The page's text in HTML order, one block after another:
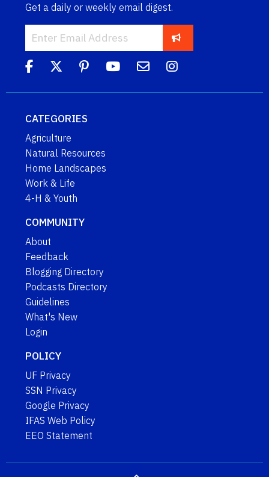
Get a daily or weekly email digest.
CATEGORIES
Agriculture
Natural Resources
Home Landscapes
Work & Life
4-H & Youth
COMMUNITY
About
Feedback
Blogging Directory
Podcasts Directory
Guidelines
What's New
Login
POLICY
UF Privacy
SSN Privacy
Google Privacy
IFAS Web Policy
EEO Statement